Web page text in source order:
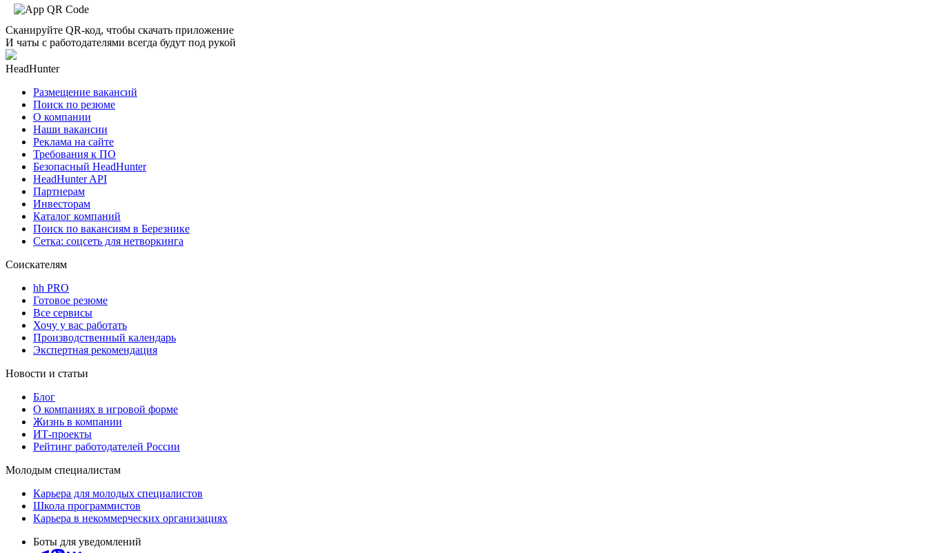
Сканируйте QR-код, чтобы скачать приложение
И чаты с работодателями всегда будут под рукой
HeadHunter
Размещение вакансий
Поиск по резюме
О компании
Наши вакансии
Реклама на сайте
Требования к ПО
Безопасный HeadHunter
HeadHunter API
Партнерам
Инвесторам
Каталог компаний
Поиск по вакансиям в Березнике
Сетка: соцсеть для нетворкинга
Соискателям
hh PRO
Готовое резюме
Все сервисы
Хочу у вас работать
Производственный календарь
Экспертная рекомендация
Новости и статьи
Блог
О компаниях в игровой форме
Жизнь в компании
ИТ-проекты
Рейтинг работодателей России
Молодым специалистам
Карьера для молодых специалистов
Школа программистов
Карьера в некоммерческих организациях
Боты для уведомлений